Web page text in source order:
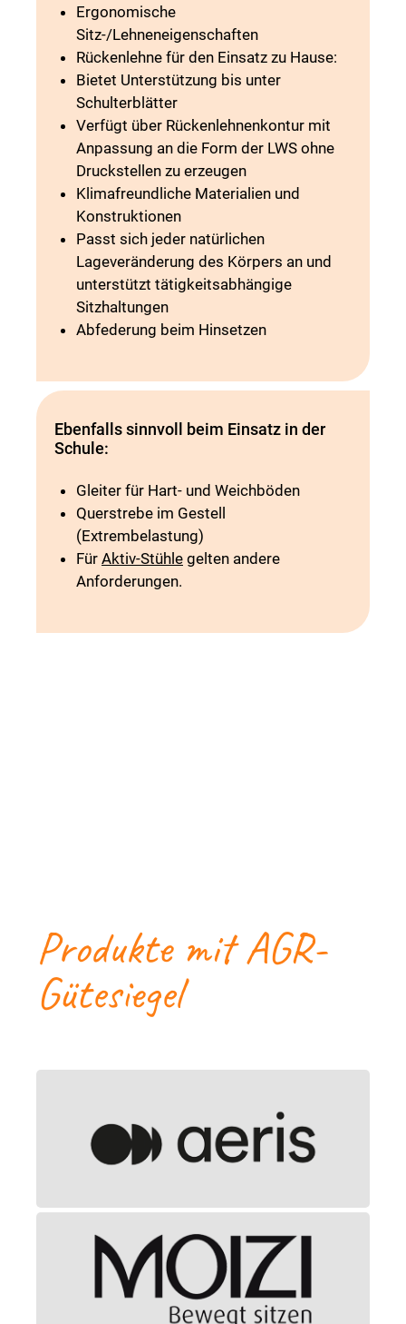
Ergonomische
Sitz-/Lehneneigenschaften
Rückenlehne für den Einsatz zu Hause:
Bietet Unterstützung bis unter
Schulterblätter
Verfügt über Rückenlehnenkontur mit
Anpassung an die Form der LWS ohne
Druckstellen zu erzeugen
Klimafreundliche Materialien und
Konstruktionen
Passt sich jeder natürlichen
Lageveränderung des Körpers an und
unterstützt tätigkeitsabhängige
Sitzhaltungen
Abfederung beim Hinsetzen
Ebenfalls sinnvoll beim Einsatz in der
Schule:
Gleiter für Hart- und Weichböden
Querstrebe im Gestell
(Extrembelastung)
Für Aktiv-Stühle gelten andere
Anforderungen.
Produkte mit AGR-
Gütesiegel